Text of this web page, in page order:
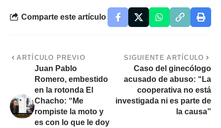
Comparte este artículo
ARTÍCULO PREVIO
Juan Pablo
Romero, embestido
en la rotonda El
Chacho: “Me
rompiste la moto y
es con lo que le doy
SIGUIENTE ARTÍCULO
Caso del ginecólogo
acusado de abuso: “La
cooperativa no está
investigada ni es parte de
la causa”